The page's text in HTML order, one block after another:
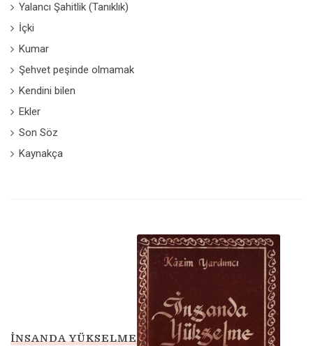
Yalancı Şahitlik (Tanıklık)
İçki
Kumar
Şehvet peşinde olmamak
Kendini bilen
Ekler
Son Söz
Kaynakça
İNSANDA YÜKSELME